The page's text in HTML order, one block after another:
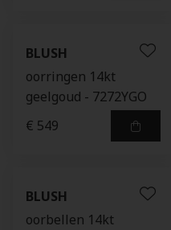
BLUSH
oorringen 14kt
geelgoud - 7272YGO
€ 549
BLUSH
oorbellen 14kt